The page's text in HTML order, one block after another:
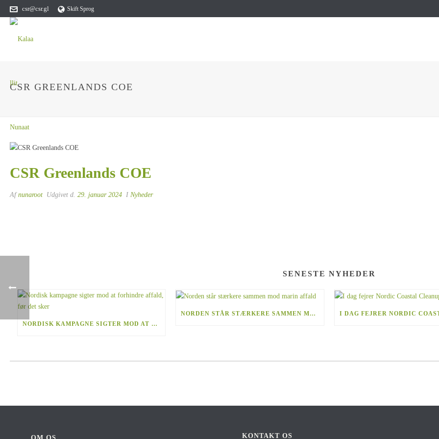
csr@csr.gl Skift Sprog
CSR GREENLANDS COE
CSR Greenlands COE
Afnunaroot Udgivet d. 29. januar 2024 I Nyheder
SENESTE NYHEDER
NORDISK KAMPAGNE SIGTER MOD AT FORHINDRE AFFALD, FØR DET SKER
NORDEN STÅR STÆRKERE SAMMEN MOD MARIN AFFALD
KONTAKT OS